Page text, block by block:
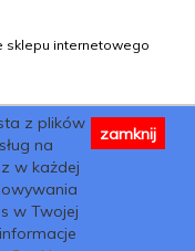
sklepu internetowego
z plików
na
w każdej
w Twojej
zamknij